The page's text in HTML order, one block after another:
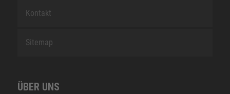
Kontakt
Sitemap
ÜBER UNS